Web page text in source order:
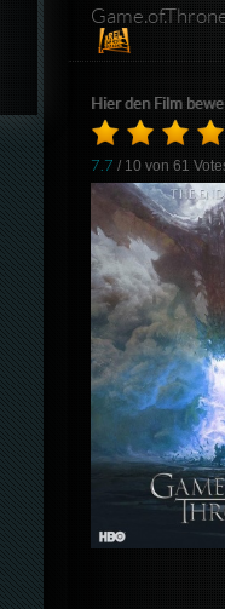
Hier den Film
7.7 / 10 von61